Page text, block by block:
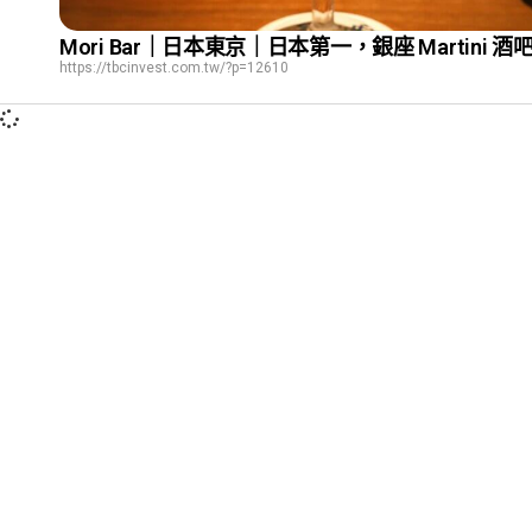
Mori Bar｜日本東京｜日本第一，銀座 Martini 酒
https://tbcinvest.com.tw/?p=12610